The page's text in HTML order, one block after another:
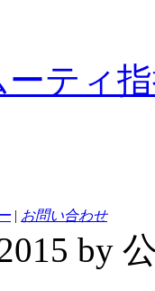
ティ
| お問い合わせ
by